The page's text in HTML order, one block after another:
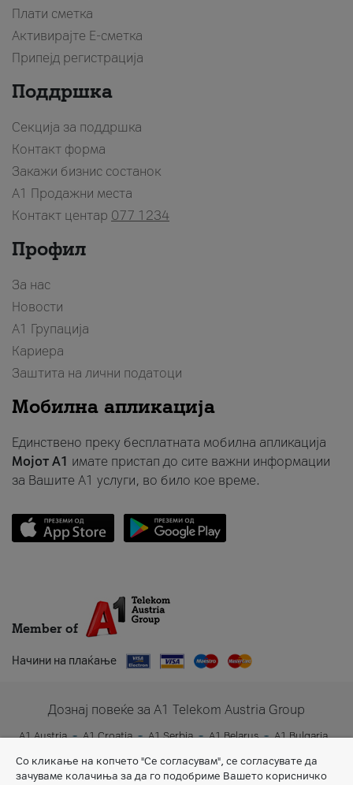
Плати сметка
Активирајте Е-сметка
Припејд регистрација
Поддршка
Секција за поддршка
Контакт форма
Закажи бизнис состанок
A1 Продажни места
Контакт центар 077 1234
Профил
За нас
Новости
А1 Групација
Кариера
Заштита на лични податоци
Мобилна апликација
Единствено преку бесплатната мобилна апликација
Мојот A1 имате пристап до сите важни информации
за Вашите A1 услуги, во било кое време.
Member of
Начини на плаќање
Дознај повеќе за A1 Telekom Austria Group
A1 Austria A1 Croatia A1 Serbia A1 Belarus
A1 Bulgaria
A1 Slovenia
A1 Digital
Со кликање на копчето "Се согласувам", се согласувате да
зачуваме колачиња за да го подобриме Вашето корисничко